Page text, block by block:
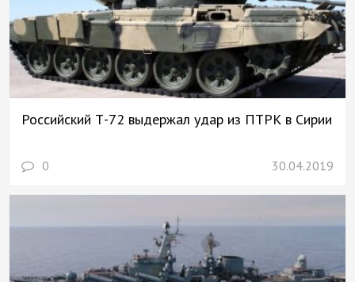
Российский Т-72 выдержал удар из ПТРК в Сирии
0 30.04.2019